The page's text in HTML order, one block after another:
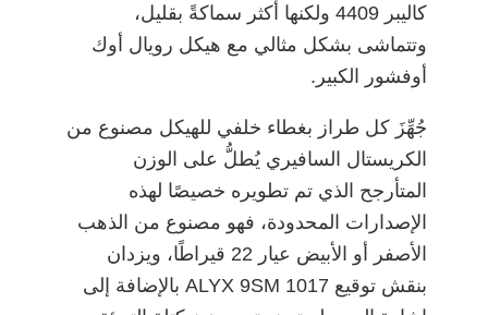
كاليبر 4409 ولكنها أكثر سماكةً بقليل،
وتتماشى بشكل مثالي مع هيكل رويال أوك
أوفشور الكبير.
جُهِّزَ كل طراز بغطاء خلفي للهيكل مصنوع من
الكريستال السافيري يُطلُّ على الوزن
المتأرجح الذي تم تطويره خصيصًا لهذه
الإصدارات المحدودة، فهو مصنوع من الذهب
الأصفر أو الأبيض عيار 22 قيراطًا، ويزدان
بنقش توقيع 1017 ALYX 9SM بالإضافة إلى